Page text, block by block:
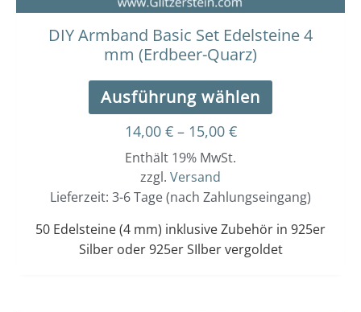
DIY Armband Basic Set Edelsteine 4
mm (Erdbeer-Quarz)
Ausführung wählen
werden
14,00 € – 15,00 €
Enthält 19% MwSt.
zzgl. Versand
Lieferzeit: 3-6 Tage (nach Zahlungseingang)
50 Edelsteine (4 mm) inklusive Zubehör in 925er
Silber oder 925er SIlber vergoldet